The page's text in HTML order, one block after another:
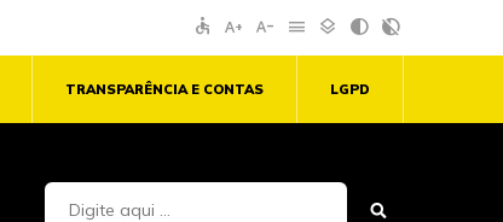
accessible text_increase text_decrease menu layers contrast contrast_rtl_off
TRANSPARÊNCIA E CONTAS LGPD